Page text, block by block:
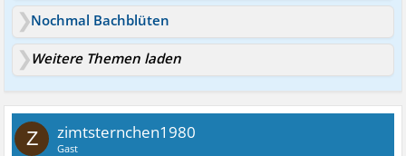
Nochmal Bachblüten
Weitere Themen laden
Z zimtsternchen1980
Gast